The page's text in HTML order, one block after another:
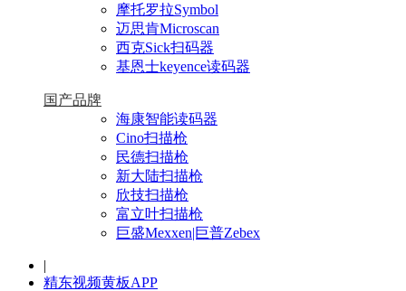
摩托罗拉Symbol
迈思肯Microscan
西克Sick扫码器
基恩士keyence读码器
国产品牌
海康智能读码器
Cino扫描枪
民德扫描枪
新大陆扫描枪
欣技扫描枪
富立叶扫描枪
巨盛Mexxen|巨普Zebex
|
精东视频黄板APP